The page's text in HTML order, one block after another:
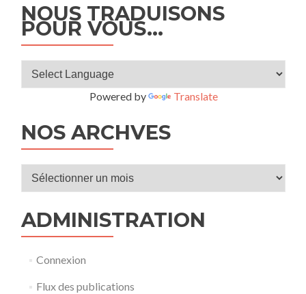
NOUS TRADUISONS
POUR VOUS…
Powered by Translate
NOS ARCHVES
Nos
ADMINISTRATION
Connexion
Flux des publications